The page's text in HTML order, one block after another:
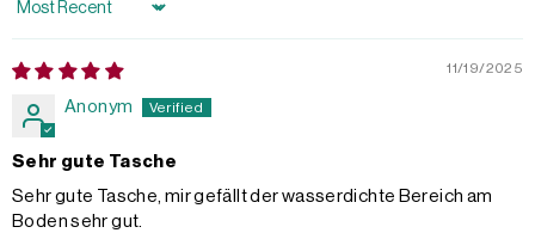
Sort by
11/19/2025
Anonym
Sehr gute Tasche
Sehr gute Tasche, mir gefällt der wasserdichte Bereich am
Boden sehr gut.